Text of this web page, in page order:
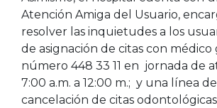
Atención Amiga del Usuario,
resolver las inquietudes a los
de asignación de citas con médico
número 448 33 11 en jornada de
7:00 a.m. a 12:00 m.; y una línea
cancelación de citas